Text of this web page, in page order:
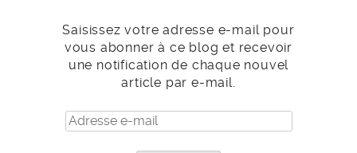
Saisissez votre adresse e-mail pour
vous abonner à ce blog et recevoir
une notification de chaque nouvel
article par e-mail.
Adresse
e-